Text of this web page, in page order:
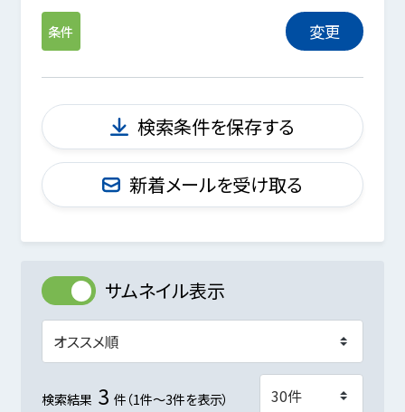
条件 変更
検索条件を保存する
新着メールを受け取る
サムネイル表示
検索結果 3 件（1件～3件を表示）